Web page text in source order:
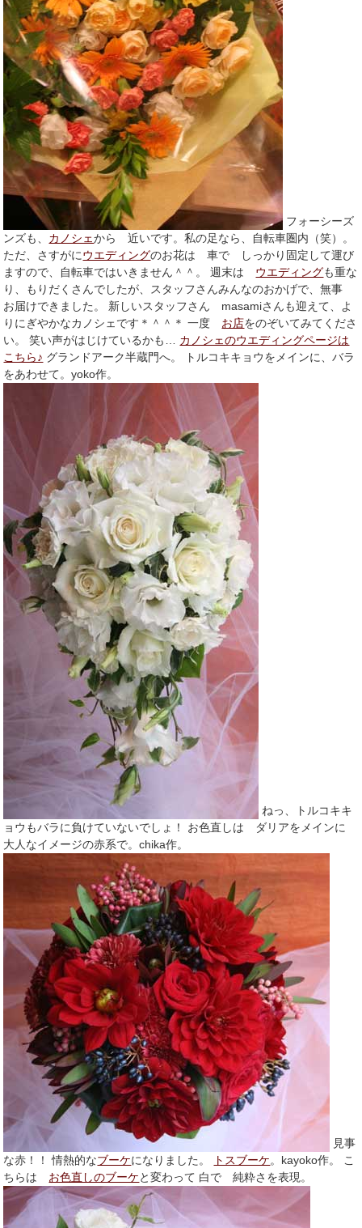
フォーシーズ
ンズも、 カノシェから 近いです。私の足なら、自転車圏内（笑）。
ただ、さすがにウエディングのお花は 車で しっかり固定して運び
ますので、自転車ではいきません＾＾。 週末は ウエディングも重な
り、もりだくさんでしたが、スタッフさんみんなのおかげで、無事
お届けできました。 新しいスタッフさん masamiさんも迎えて、よ
りにぎやかなカノシェです＊＾＾＊ 一度 お店をのぞいてみてくださ
い。 笑い声がはじけているかも… カノシェのウエディングページは
こちら♪ グランドアーク半蔵門へ。 トルコキキョウをメインに、バラ
をあわせて。yoko作。
ねっ、トルコキキ
ョウもバラに負けていないでしょ！ お色直しは ダリアをメインに
大人なイメージの赤系で。chika作。
見事
な赤！！ 情熱的なブーケになりました。 トスブーケ。kayoko作。 こ
ちらは お色直しのブーケと変わって 白で 純粋さを表現。